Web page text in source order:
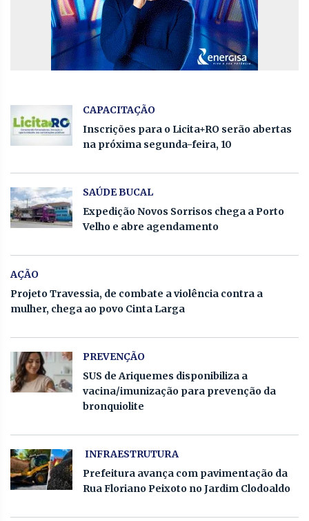
CAPACITAÇÃO
Inscrições para o Licita+RO serão abertas
na próxima segunda-feira, 10
SAÚDE BUCAL
Expedição Novos Sorrisos chega a Porto
Velho e abre agendamento
AÇÃO
Projeto Travessia, de combate a violência contra a
mulher, chega ao povo Cinta Larga
PREVENÇÃO
SUS de Ariquemes disponibiliza a
vacina/imunização para prevenção da
bronquiolite
INFRAESTRUTURA
Prefeitura avança com pavimentação da
Rua Floriano Peixoto no Jardim Clodoaldo